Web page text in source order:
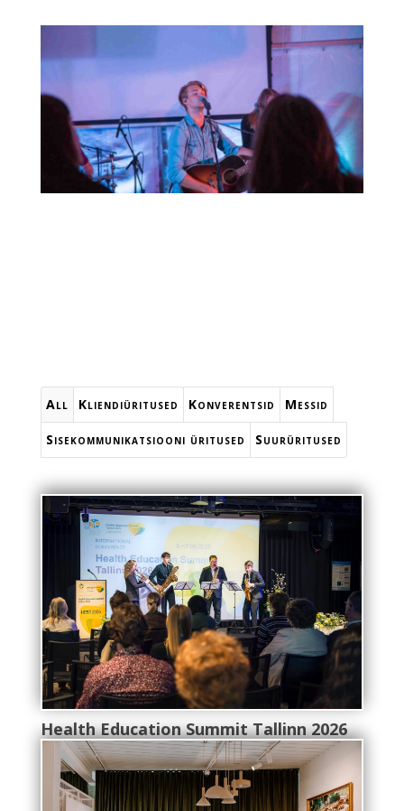
All Kliendiüritused Konverentsid Messid
Sisekommunikatsiooni üritused Suurüritused
Health Education Summit Tallinn 2026